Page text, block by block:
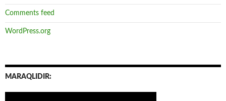
Comments feed
WordPress.org
MARAQLIDIR: